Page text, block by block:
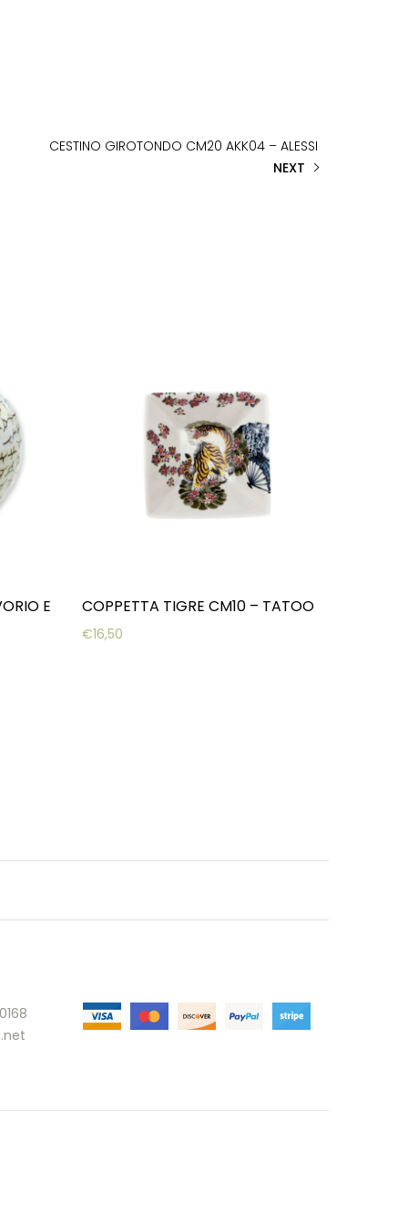
CESTINO GIROTONDO CM20 AKK04 – ALESSI
NEXT
E COPPETTA TIGRE CM10 – TATOO
€16,50